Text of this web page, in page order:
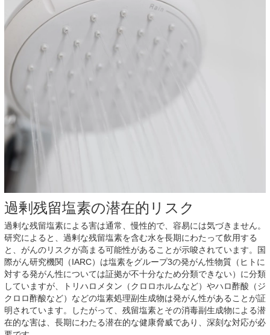
過剰残留塩素の潜在的リスク
過剰な残留塩素による害は通常、慢性的で、容易には気づきません。
研究によると、過剰な残留塩素を含む水を長期にわたって飲用する
と、がんのリスクが高まる可能性があることが示唆されています。国
際がん研究機関（IARC）は塩素をグループ3の発がん性物質（ヒトに
対する発がん性については証拠が不十分なため分類できない）に分類
していますが、トリハロメタン（クロロホルムなど）やハロ酢酸（ジ
クロロ酢酸など）などの塩素処理副生成物は発がん性があることが証
明されています。したがって、残留塩素とその消毒副生成物による潜
在的な害は、長期にわたる潜在的な健康脅威であり、深刻な対応が必